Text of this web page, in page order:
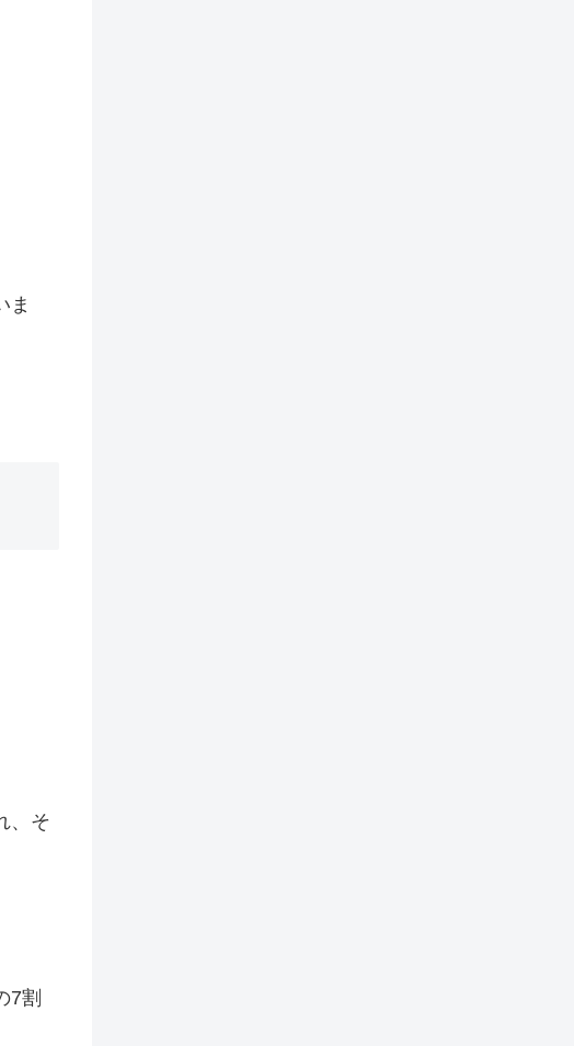
ま
、そ
7割